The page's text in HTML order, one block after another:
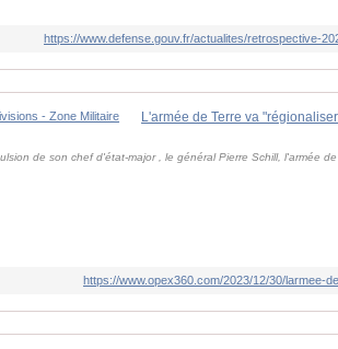
https://www.defense.gouv.fr/actualites/retrospective-
L'armée de Terre va
de son chef d'état-major , le général Pierre Schill, l'armée
https://www.opex360.com/2023/12/30/larmee-